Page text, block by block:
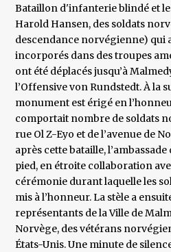
Bataillon d'infanterie blindé et
Harold Hansen, des soldats
descendance norvégienne) qui
incorporés dans des troupes
ont été déplacés jusqu’à
l’Offensive von Rundstedt. À la
monument est érigé en
comportait nombre de soldats
rue Ol Z-Eyo et de l’avenue de
après cette bataille,
pied, en étroite collaboration
cérémonie durant laquelle les
mis à l’honneur. La stèle a
représentants de la Ville de
Norvège, des vétérans
États-Unis. Une minute de